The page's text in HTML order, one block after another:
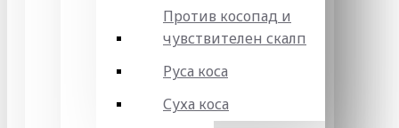
Против косопад и
чувствителен скалп
Руса коса
Суха коса